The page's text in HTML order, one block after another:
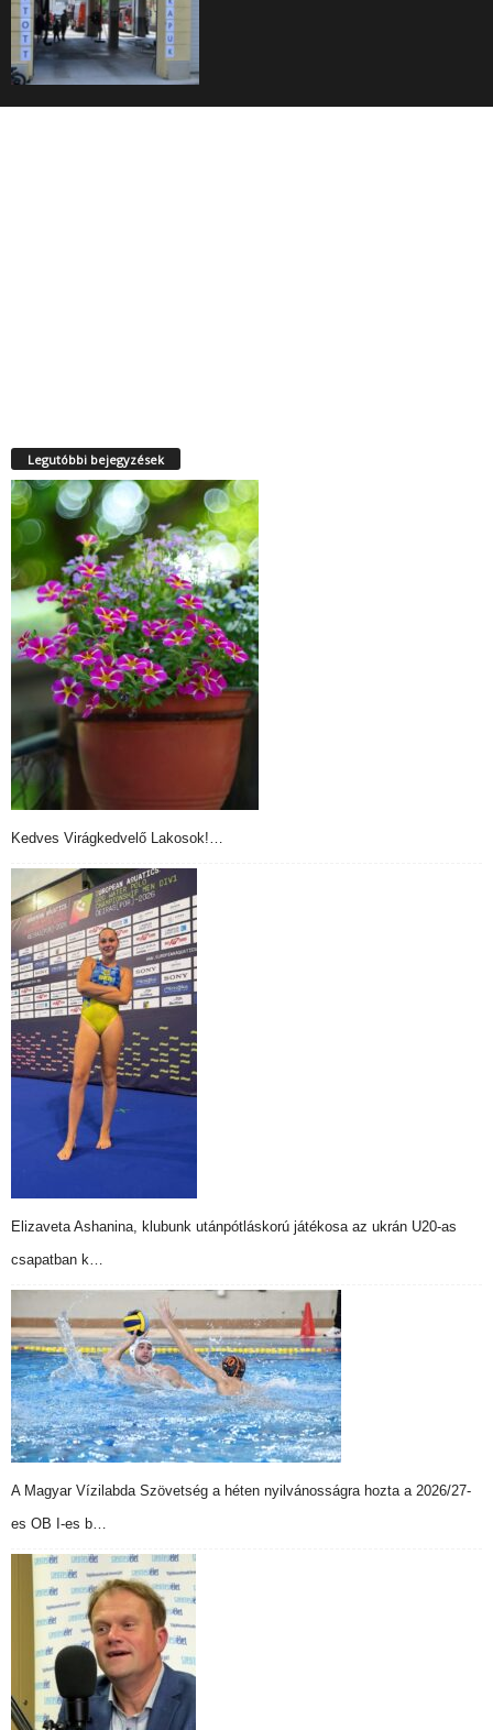
Legutóbbi bejegyzések
Kedves Virágkedvelő Lakosok!…
Elizaveta Ashanina, klubunk utánpótláskorú játékosa az ukrán U20-as
csapatban k…
A Magyar Vízilabda Szövetség a héten nyilvánosságra hozta a 2026/27-
es OB I-es b…